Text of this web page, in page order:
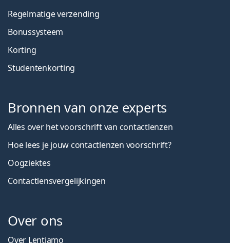
Regelmatige verzending
Bonussysteem
Korting
Studentenkorting
Bronnen van onze experts
Alles over het voorschrift van contactlenzen
Hoe lees je jouw contactlenzen voorschrift?
Oogziektes
Contactlensvergelijkingen
Over ons
Over Lentiamo